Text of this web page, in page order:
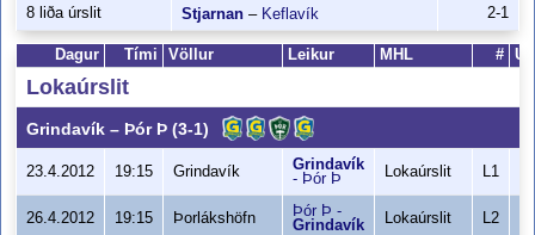
8 liða úrslit
Stjarnan – Keflavík 2-1
Dagur Tími Völlur Leikur MHL #
Lokaúrslit
Grindavík – Þór Þ (3-1)
23.4.2012 19:15 Grindavík
Grindavík
- Þór Þ Lokaúrslit L1
26.4.2012 19:15 Þorlákshöfn Þór Þ -
Grindavík
Lokaúrslit L2